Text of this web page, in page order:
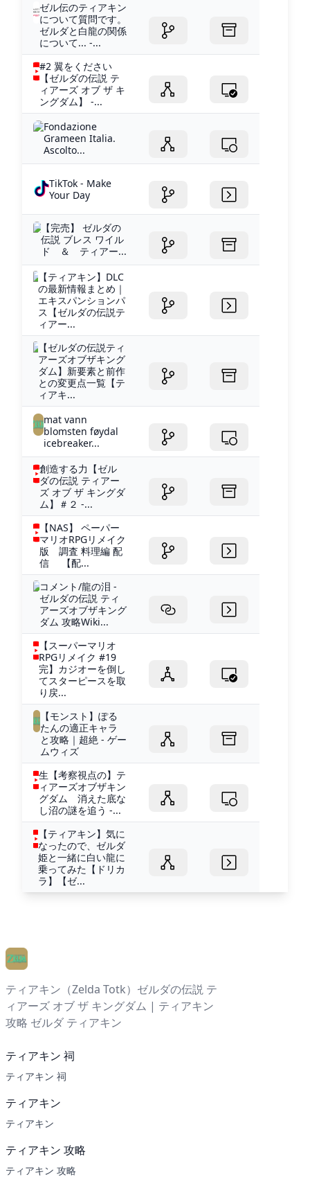
ゼル伝のティアキン
について質問です。
ゼルダと白龍の関係
について... -...
#2 翼をください
【ゼルダの伝説 テ
ィアーズ オブ ザ キ
ングダム】 -...
Fondazione
Grameen Italia.
Ascolto...
TikTok - Make
Your Day
【完売】 ゼルダの
伝説 ブレス ワイル
ド ＆ ティアー...
【ティアキン】DLC
の最新情報まとめ｜
エキスパンションパ
ス【ゼルダの伝説テ
ィアー...
【ゼルダの伝説ティ
アーズオブザキング
ダム】新要素と前作
との変更点一覧【テ
ィアキ...
mat vann
blomsten føydal
icebreaker...
創造する力【ゼル
ダの伝説 ティアー
ズ オブ ザ キングダ
ム】＃２ -...
【NAS】 ペーパー
マリオRPGリメイク
版 調査 料理編 配
信 【配...
コメント/龍の泪 -
ゼルダの伝説 ティ
アーズオブザキング
ダム 攻略Wiki...
【スーパーマリオ
RPGリメイク #19
完】カジオーを倒し
てスターピースを取
り戻...
【モンスト】ぽる
たんの適正キャラ
と攻略｜超絶 - ゲー
ムウィズ
生【考察視点の】テ
ィアーズオブザキン
グダム 消えた底な
し沼の謎を追う -...
【ティアキン】気に
なったので、ゼルダ
姫と一緒に白い龍に
乗ってみた【ドリカ
ラ】【ゼ...
ティアキン（Zelda Totk）ゼルダの伝説 テ
ィアーズ オブ ザ キングダム | ティアキン
攻略 ゼルダ ティアキン
ティアキン 祠
ティアキン 祠
ティアキン
ティアキン
ティアキン 攻略
ティアキン 攻略